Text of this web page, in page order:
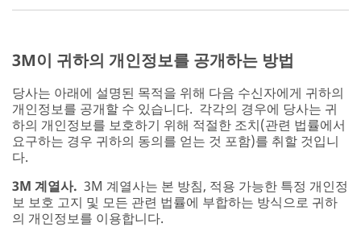
3M이 귀하의 개인정보를 공개하는 방법
당사는 아래에 설명된 목적을 위해 다음 수신자에게 귀하의
개인정보를 공개할 수 있습니다. 각각의 경우에 당사는 귀
하의 개인정보를 보호하기 위해 적절한 조치(관련 법률에서
요구하는 경우 귀하의 동의를 얻는 것 포함)를 취할 것입니
다.
3M 계열사. 3M 계열사는 본 방침, 적용 가능한 특정 개인정
보 보호 고지 및 모든 관련 법률에 부합하는 방식으로 귀하
의 개인정보를 이용합니다.